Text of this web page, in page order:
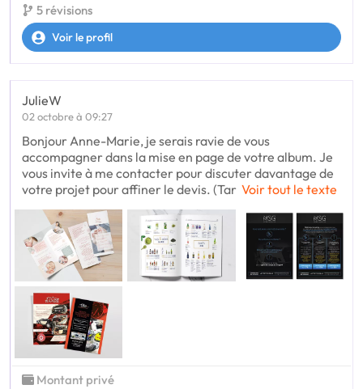
5 révisions
Voir le profil
JulieW
02 octobre à 09:27
Bonjour Anne-Marie, je serais ravie de vous
accompagner dans la mise en page de votre album. Je
vous invite à me contacter pour discuter davantage de
votre projet pour affiner le devis. (Tar Voir tout le texte
Montant privé